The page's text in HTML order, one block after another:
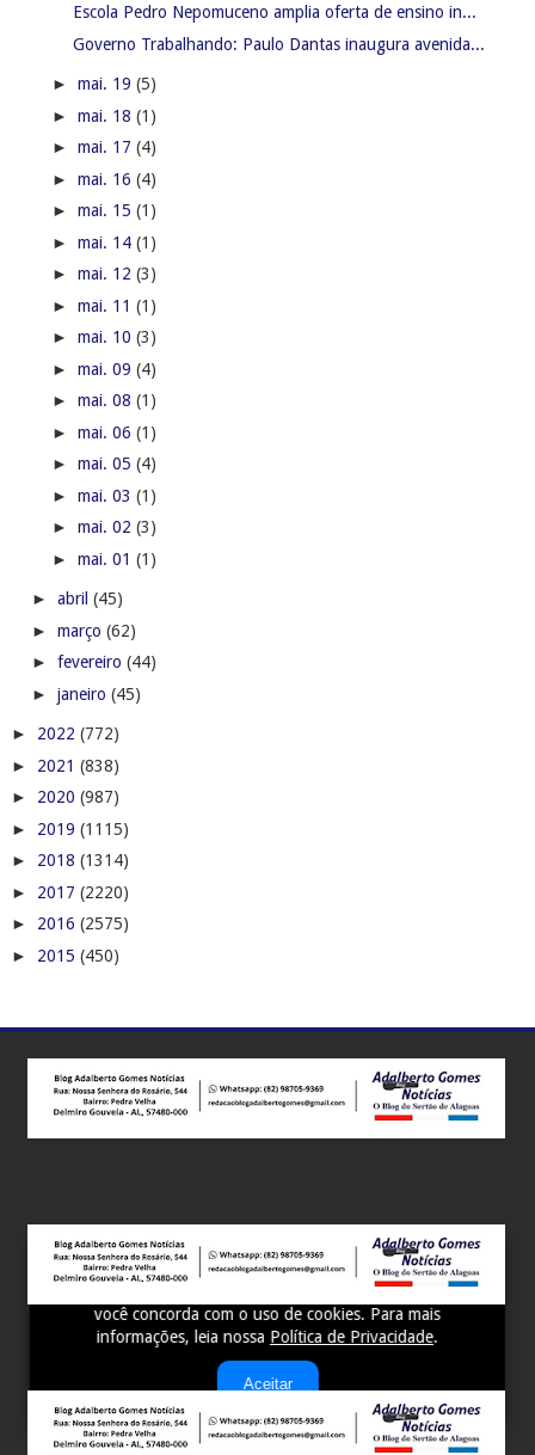
Este site utiliza cookies para melhorar sua experiência e
fornecer serviços personalizados. Ao continuar a navegar,
você concorda com o uso de cookies. Para mais
informações, leia nossa Política de Privacidade.
Aceitar
Escola Pedro Nepomuceno amplia oferta de ensino in...
Governo Trabalhando: Paulo Dantas inaugura avenida...
► mai. 19 (5)
► mai. 18 (1)
► mai. 17 (4)
► mai. 16 (4)
► mai. 15 (1)
► mai. 14 (1)
► mai. 12 (3)
► mai. 11 (1)
► mai. 10 (3)
► mai. 09 (4)
► mai. 08 (1)
► mai. 06 (1)
► mai. 05 (4)
► mai. 03 (1)
► mai. 02 (3)
► mai. 01 (1)
► abril (45)
► março (62)
► fevereiro (44)
► janeiro (45)
► 2022 (772)
► 2021 (838)
► 2020 (987)
► 2019 (1115)
► 2018 (1314)
► 2017 (2220)
► 2016 (2575)
► 2015 (450)